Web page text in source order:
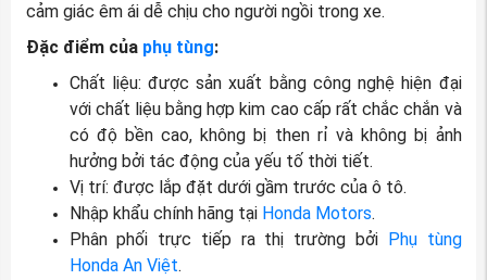
cảm giác êm ái dễ chịu cho người ngồi trong xe.
Đặc điểm của phụ tùng:
Chất liệu: được sản xuất bằng công nghệ hiện đại
với chất liệu bằng hợp kim cao cấp rất chắc chắn và
có độ bền cao, không bị then rỉ và không bị ảnh
hưởng bởi tác động của yếu tố thời tiết.
Vị trí: được lắp đặt dưới gầm trước của ô tô.
Nhập khẩu chính hãng tại Honda Motors.
Phân phối trực tiếp ra thị trường bởi Phụ tùng
Honda An Việt.